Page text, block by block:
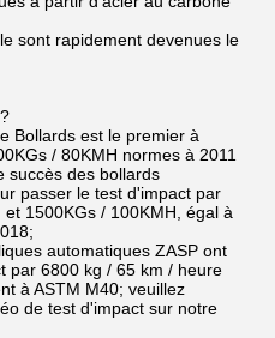
sont rapidement devenues le
Bollards est le premier à
/ 80KMH normes à 2011
succès des bollards
passer le test d'impact par
1500KGs / 100KMH, égal à
automatiques ZASP ont
par 6800 kg / 65 km / heure
à ASTM M40; veuillez
de test d'impact sur notre